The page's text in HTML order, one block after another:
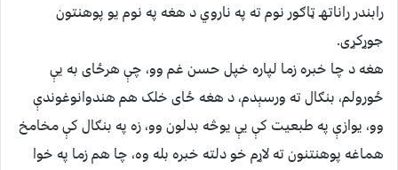
رابندر راناتهـ ټاګور نوم ته په ناروي د هغه په نوم يو پوهنتون
جوړکړى.
هغه د چا خبره زما لپاره خپل حسن غم وو، چې هرځاى به يې
ځورولم، بنګال ته ورسېدم، د هغه ځاى خلک هم هندوانوغوندې
وو، يوازې په طبعيت کې يې يوڅه بدلون وو، زه په بنګال کې مخامخ
هماغه پوهنتنون ته لاړم خو دلته خبره بله وه، چا هم زما په خوا